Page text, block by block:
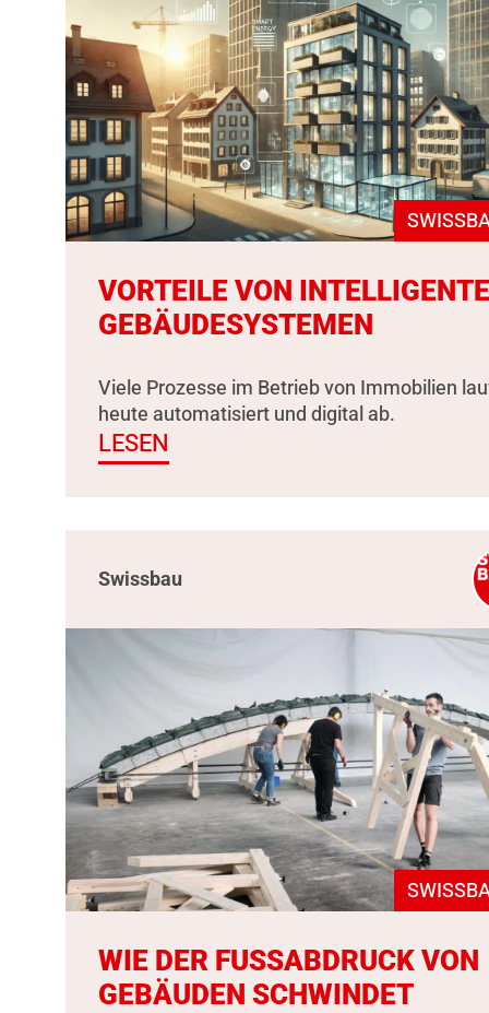
VORTEILE VON
GEBÄUDESYSTEMEN
Viele Prozesse im Betrieb von Immobilien
heute automatisiert und digital ab.
LESEN
Swissbau
WIE DER FUSSABDRUCK VON
GEBÄUDEN SCHWINDET